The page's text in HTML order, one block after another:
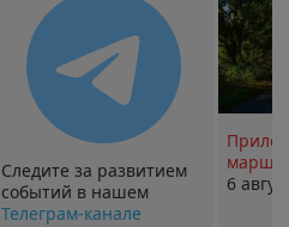
Следите за развитием
событий в нашем
Телеграм-канале
6